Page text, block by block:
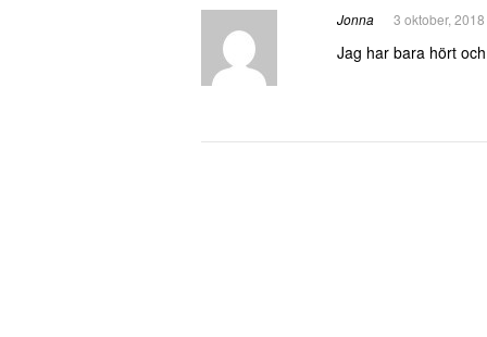
Jonna 3 oktober,
Jag har bara hört